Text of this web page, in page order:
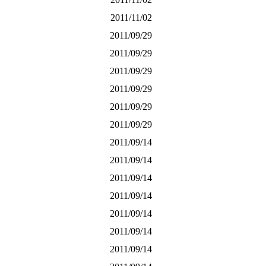
2011/11/02
2011/09/29
2011/09/29
2011/09/29
2011/09/29
2011/09/29
2011/09/29
2011/09/14
2011/09/14
2011/09/14
2011/09/14
2011/09/14
2011/09/14
2011/09/14